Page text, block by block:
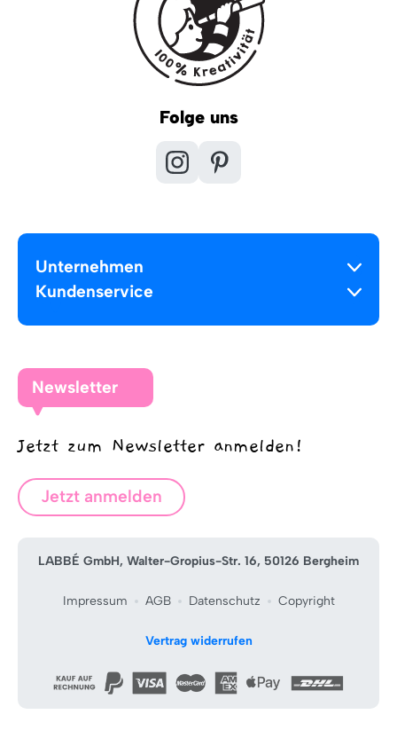
Folge uns
Unternehmen
Kundenservice
Newsletter
Jetzt zum Newsletter anmelden!
Jetzt anmelden
LABBÉ GmbH, Walter-Gropius-Str. 16, 50126 Bergheim
Impressum AGB Datenschutz Copyright
Vertrag widerrufen